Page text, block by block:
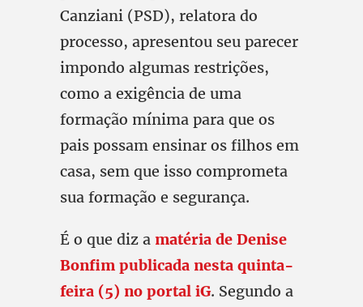
Canziani (PSD), relatora do
processo, apresentou seu parecer
impondo algumas restrições,
como a exigência de uma
formação mínima para que os
pais possam ensinar os filhos em
casa, sem que isso comprometa
sua formação e segurança.
É o que diz a matéria de Denise
Bonfim publicada nesta quinta-
feira (5) no portal iG. Segundo a